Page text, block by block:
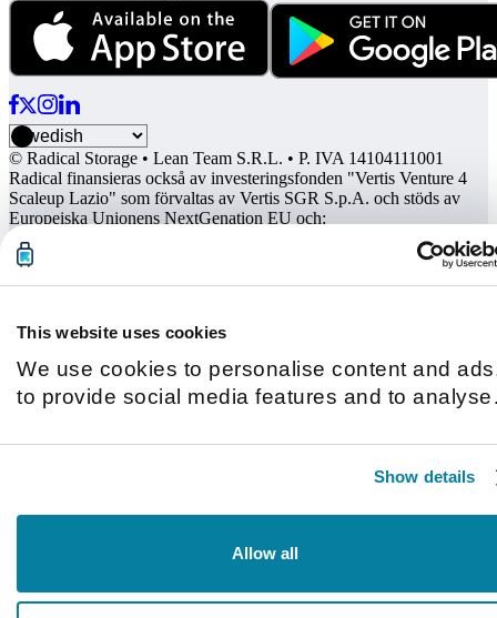
This website uses cookies
We use cookies to personalise content and
to provide social media features and to analyse
use of our site with our social media,
and analytics partners who may combine it with
Show details
Allow all
© Radical Storage • Lean Team S.R.L. • P. IVA 14104111001
Radical finansieras också av investeringsfonden "Vertis Venture 4
Scaleup Lazio" som förvaltas av Vertis SGR S.p.A. och stöds av
Europeiska Unionens NextGenation EU och: